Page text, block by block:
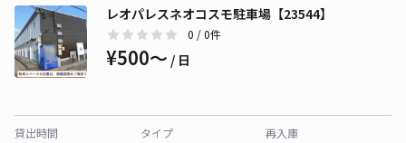
レオパレスネオコスモ駐車場【23544】
0 / 0件
¥500〜 / 日
貸出時間
タイプ
再入庫